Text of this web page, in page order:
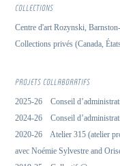
COLLECTIONS
Centre d'art Rozynski,
Collections privés (Canada,
PROJETS COLLABORATIFS
2025-26 Conseil
2024-26 Conseil
2020-26 Atelier 315 (atelier
avec Noémie Sylvestre and